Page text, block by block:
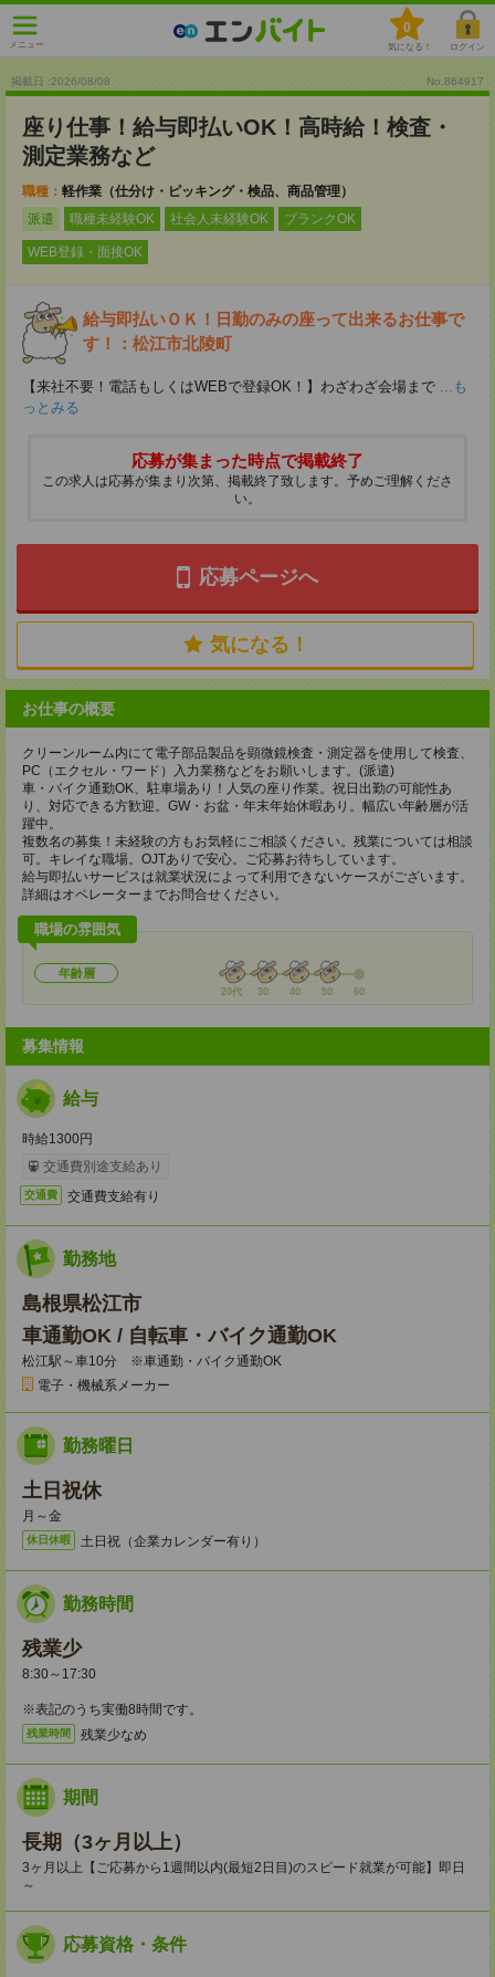
メニュー
0
気になる！ ログイン
掲載日 :2026/08/08 No.864917
座り仕事！給与即払いOK！高時給！検査・
測定業務など
職種： 軽作業（仕分け・ピッキング・検品、商品管理）
派遣
職種未経験OK 社会人未経験OK ブランクOK
WEB登録・面接OK
給与即払いＯＫ！日勤のみの座って出来るお仕事で
す！：松江市北陵町
【来社不要！電話もしくはWEBで登録OK！】わざわざ会場まで ...も
っとみる
応募が集まった時点で掲載終了
この求人は応募が集まり次第、掲載終了致します。予めご理解くださ
い。
応募ページへ
気になる！
お仕事の概要
クリーンルーム内にて電子部品製品を顕微鏡検査・測定器を使用して検査、
PC（エクセル・ワード）入力業務などをお願いします。(派遣)
車・バイク通勤OK、駐車場あり！人気の座り作業。祝日出勤の可能性あ
り、対応できる方歓迎。GW・お盆・年末年始休暇あり。幅広い年齢層が活
躍中。
複数名の募集！未経験の方もお気軽にご相談ください。残業については相談
可。キレイな職場。OJTありで安心。ご応募お待ちしています。
給与即払いサービスは就業状況によって利用できないケースがございます。
詳細はオペレーターまでお問合せください。
職場の雰囲気
年齢層
20代 30 40 50 60
募集情報
給与
時給1300円
交通費別途支給あり
交通費 交通費支給有り
勤務地
島根県松江市
車通勤OK / 自転車・バイク通勤OK
松江駅～車10分 ※車通勤・バイク通勤OK
電子・機械系メーカー
勤務曜日
土日祝休
月～金
休日休暇 土日祝（企業カレンダー有り）
勤務時間
残業少
8:30～17:30
※表記のうち実働8時間です。
残業時間 残業少なめ
期間
長期（3ヶ月以上）
3ヶ月以上【ご応募から1週間以内(最短2日目)のスピード就業が可能】即日
～
応募資格・条件